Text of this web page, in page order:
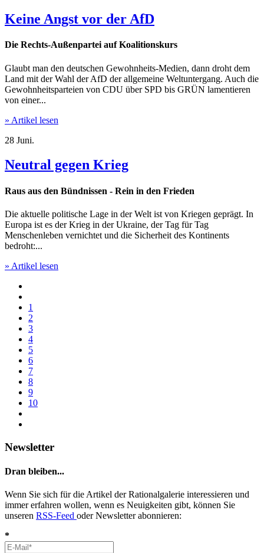
Keine Angst vor der AfD
Die Rechts-Außenpartei auf Koalitionskurs
Glaubt man den deutschen Gewohnheits-Medien, dann droht dem
Land mit der Wahl der AfD der allgemeine Weltuntergang. Auch die
Gewohnheitsparteien von CDU über SPD bis GRÜN lamentieren
von einer...
» Artikel lesen
28 Juni.
Neutral gegen Krieg
Raus aus den Bündnissen - Rein in den Frieden
Die aktuelle politische Lage in der Welt ist von Kriegen geprägt. In
Europa ist es der Krieg in der Ukraine, der Tag für Tag
Menschenleben vernichtet und die Sicherheit des Kontinents
bedroht:...
» Artikel lesen
1
2
3
4
5
6
7
8
9
10
Newsletter
Dran bleiben...
Wenn Sie sich für die Artikel der Rationalgalerie interessieren und
immer erfahren wollen, wenn es Neuigkeiten gibt, können Sie
unseren RSS-Feed oder Newsletter abonnieren:
*